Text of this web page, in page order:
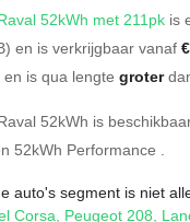
52kWh met 211pk is
en is verkrijgbaar vanaf
en is qua lengte groter
52kWh is
52kWh Performance .
auto's segment is niet
Corsa, Peugeot 208,